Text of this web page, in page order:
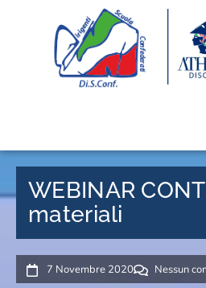
WEBINAR
materiali
7 Novembre 2020 Nessun